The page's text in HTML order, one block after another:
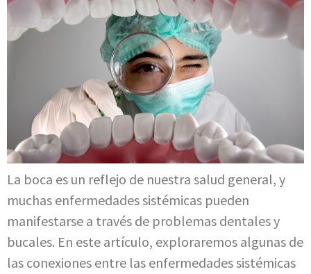
La boca es un reflejo de nuestra salud general, y
muchas enfermedades sistémicas pueden
manifestarse a través de problemas dentales y
bucales. En este artículo, exploraremos algunas de
las conexiones entre las enfermedades sistémicas